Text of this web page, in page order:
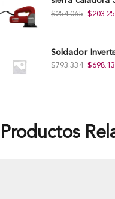
$254.065 $
$793.334 $
Productos